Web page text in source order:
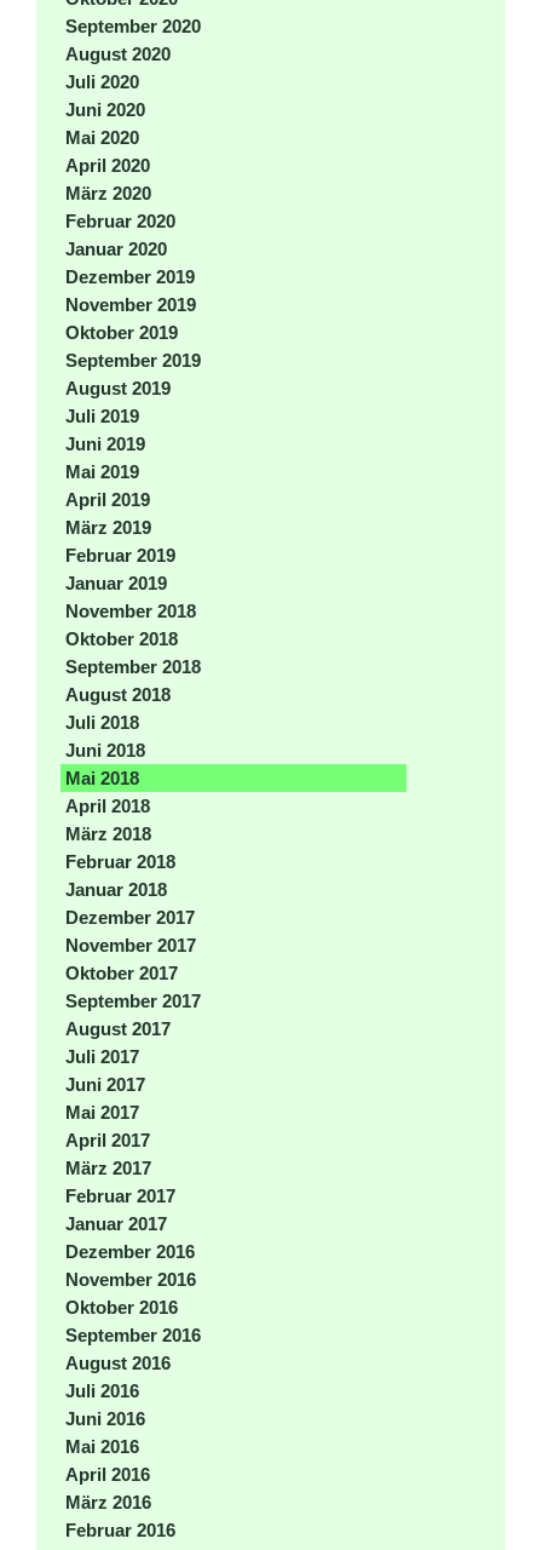
September 2020
August 2020
Juli 2020
Juni 2020
Mai 2020
April 2020
März 2020
Februar 2020
Januar 2020
Dezember 2019
November 2019
Oktober 2019
September 2019
August 2019
Juli 2019
Juni 2019
Mai 2019
April 2019
März 2019
Februar 2019
Januar 2019
November 2018
Oktober 2018
September 2018
August 2018
Juli 2018
Juni 2018
Mai 2018
April 2018
März 2018
Februar 2018
Januar 2018
Dezember 2017
November 2017
Oktober 2017
September 2017
August 2017
Juli 2017
Juni 2017
Mai 2017
April 2017
März 2017
Februar 2017
Januar 2017
Dezember 2016
November 2016
Oktober 2016
September 2016
August 2016
Juli 2016
Juni 2016
Mai 2016
April 2016
März 2016
Februar 2016